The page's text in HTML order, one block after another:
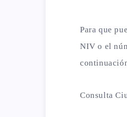
Para que
NIV o el
Consulta